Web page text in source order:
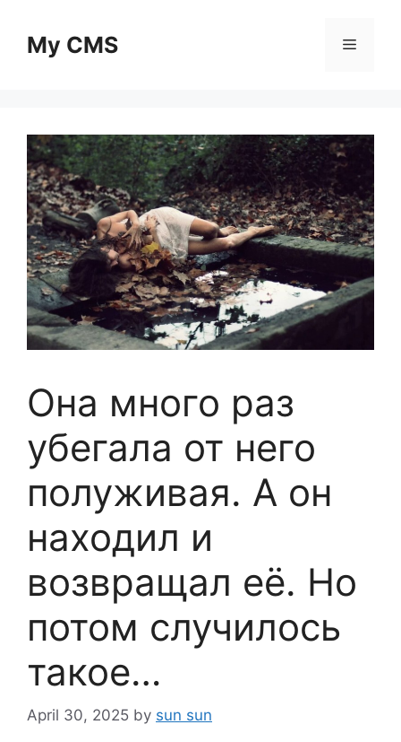
contentMy CMS Menu
Она много раз
убегала от него
полуживая. А он
находил и
возвращал её. Но
потом случилось
такое…
April 30, 2025 by sun sun